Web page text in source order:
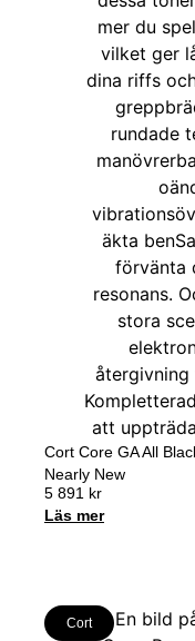
Cort Core GA All
Nearly New
5 891 kr
Läs mer
Cort